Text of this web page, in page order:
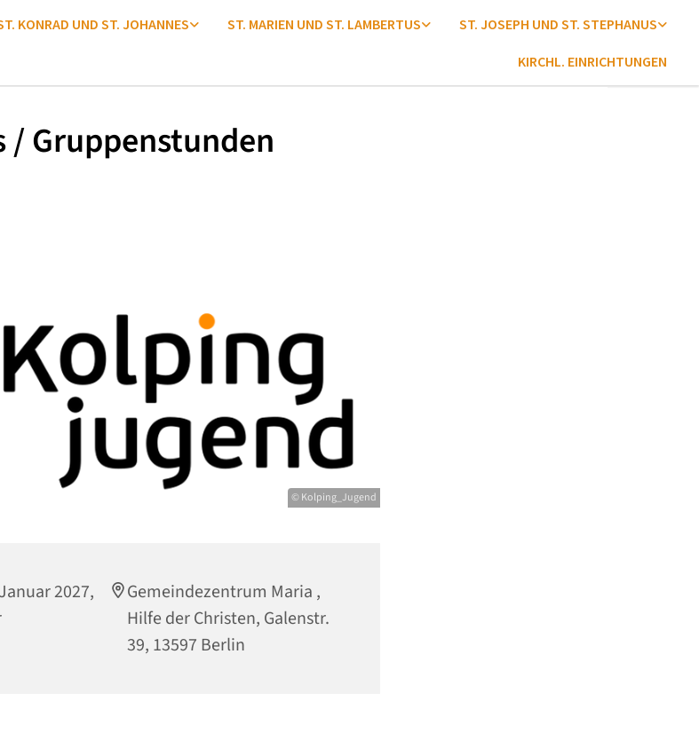
KONRAD UND ST. JOHANNES ST. MARIEN UND ST. LAMBERTUS ST. JOSEPH UND ST. STEPHANUS
KIRCHL. EINRICHTUNGEN
/ Gruppenstunden
© Kolping_Jugend
2027,
Gemeindezentrum Maria ,
Hilfe der Christen, Galenstr.
39, 13597 Berlin